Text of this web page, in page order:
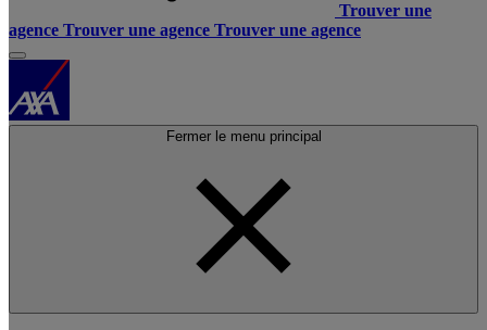
Trouver une
agence Trouver une agence Trouver une agence
Fermer le menu principal